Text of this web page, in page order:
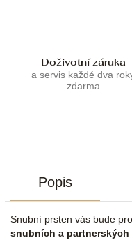
Doživotní záruka
a servis každé dva
zdarma
Popis
Snubní prsten vás bude
snubních a partnerských